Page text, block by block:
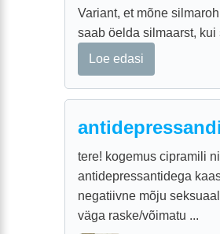
Variant, et mõne
saab öelda silmaarst, kui
Loe edasi
tere! kogemus cipramili
antidepressantidega
negatiivne mõju
väga raske/võimatu ...